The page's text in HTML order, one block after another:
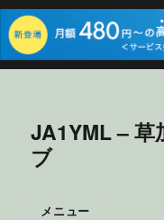
JA1YML – 草
ブ
メニュー